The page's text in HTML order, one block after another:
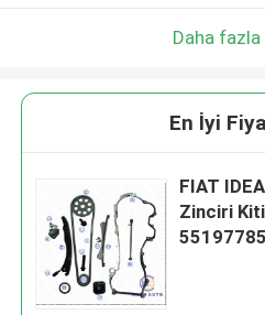
Daha
En İyi
FIAT
Zinciri
55197785